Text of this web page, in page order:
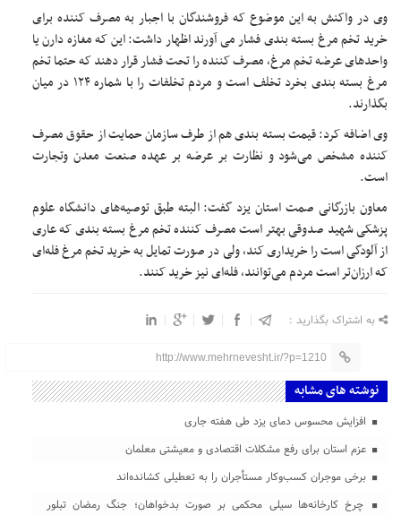
وی در واکنش به این موضوع که فروشندگان با اجبار به مصرف کننده برای
خرید تخم مرغ بسته بندی فشار می آورند اظهار داشت: این که مغازه دارن یا
واحد‌های عرضه تخم مرغ، مصرف کننده را تحت فشار قرار دهند که حتما تخم
مرغ بسته بندی بخرد تخلف است و مردم تخلفات را با شماره ۱۲۴ در میان
بگذارند.
وی اضافه کرد: قیمت بسته بندی هم از طرف سازمان حمایت از حقوق مصرف
کننده مشخص می‌شود و نظارت بر عرضه بر عهده صنعت معدن وتجارت
است.
معاون بازرگانی صمت استان یزد گفت: البته طبق توصیه‌های دانشگاه علوم
پزشکی شهید صدوقی بهتر است مصرف کننده تخم مرغ بسته بندی که عاری
از آلودگی است را خریداری کند، ولی در صورت تمایل به خرید تخم مرغ فله‌ای
که ارزان‌تر است مردم می‌توانند، فله‌ای نیز خرید کنند.
به اشتراک بگذارید :
http://www.mehrnevesht.ir/?p=1210
نوشته های مشابه
افزایش محسوس دمای یزد طی هفته جاری
عزم استان برای رفع مشکلات اقتصادی و معیشتی معلمان
برخی موجران کسب‌وکار مستأجران را به تعطیلی کشانده‌اند
چرخ کارخانه‌ها سیلی محکمی بر صورت بدخواهان؛ جنگ رمضان تبلور